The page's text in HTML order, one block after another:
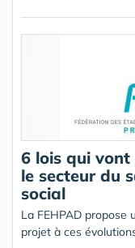
6 lois qui
le secteur du
social
La FEHPAD propose
projet à ces